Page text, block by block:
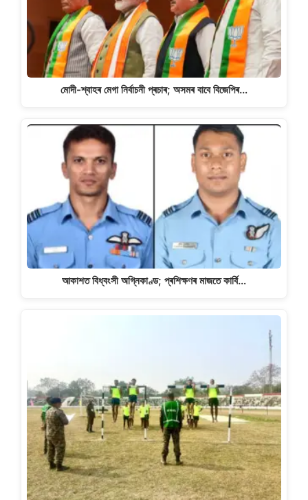
মোদী-শ্বাহৰ মেগা নিৰ্বাচনী প্ৰচাৰ; অসমৰ বাবে বিজেপিৰ…
আকাশত বিধ্বংসী অগ্নিকাণ্ড; প্ৰশিক্ষণৰ মাজতে কাৰ্বি…